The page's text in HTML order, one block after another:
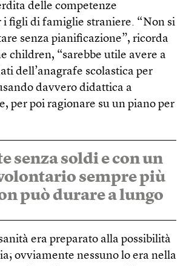
delle competenze
i figli di famiglie straniere. “Non si
senza pianificazione”, ricorda
children, “sarebbe utile avere a
dell’anagrafe scolastica per
davvero didattica a
per poi ragionare su un piano per
senza soldi e con un
sempre più
può durare a lungo
era preparato alla possibilità
ovviamente nessuno lo era nella